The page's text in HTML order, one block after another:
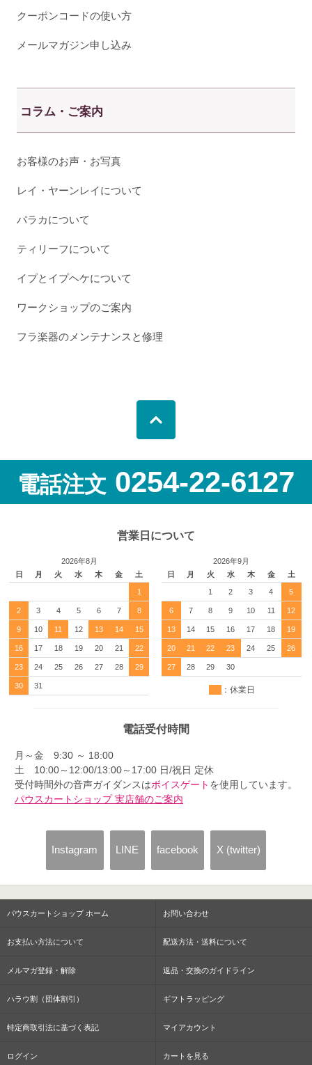
クーポンコードの使い方
メールマガジン申し込み
コラム・ご案内
お客様のお声・お写真
レイ・ヤーンレイについて
パラカについて
ティリーフについて
イプとイプヘケについて
ワークショップのご案内
フラ楽器のメンテナンスと修理
電話注文 0254-22-6127
営業日について
2026年8月
日
月 火 水 木 金 土
1
2 3 4 5 6 7 8
9 10 11 12 13 14 15
16 17 18 19 20 21 22
23 24 25 26 27 28 29
30 31
2026年9月
日
月 火 水 木 金 土
1 2 3 4 5
6 7 8 9 10 11 12
13 14 15 16 17 18 19
20 21 22 23 24 25 26
27 28 29 30
：休業日
電話受付時間
月～金 9:30 ～ 18:00
土 10:00～12:00/13:00～17:00 日/祝日 定休
受付時間外の音声ガイダンスはボイスゲート を使用しています。
パウスカートショップ 実店舗のご案内
Instagram LINE facebook X (twitter)
パウスカートショップ ホーム お問い合わせ
お支払い方法について 配送方法・送料について
メルマガ登録・解除 返品・交換のガイドライン
ハラウ割（団体割引） ギフトラッピング
特定商取引法に基づく表記 マイアカウント
ログイン カートを見る